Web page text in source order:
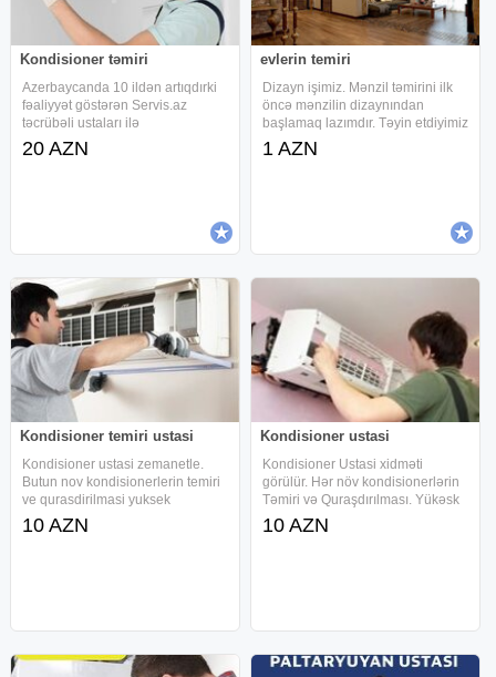
Kondisioner təmiri
Azerbaycanda 10 ildən artıqdırki
fəaliyyət göstərən Servis.az
təcrübəli ustaları ilə
xidmətinizdədir. Kondisionerlərin
təmiri və quraşdırılması yüksək
20 AZN
evlerin temiri
Dizayn işimiz. Mənzil təmirini ilk
öncə mənzilin dizaynından
başlamaq lazımdır. Təyin etdiyimiz
dizayn, nəzərdə tutduğunuz
büdcəni aşmamaq üçün kiçik
1 AZN
Kondisioner temiri ustasi
Kondisioner ustasi zemanetle.
Butun nov kondisionerlerin temiri
ve qurasdirilmasi yuksek
kefiyyetle. Butun nov
kondisionerler Mitsubishi, Gree Lg
10 AZN
Kondisioner ustasi
Kondisioner Ustasi xidməti
görülür. Hər növ kondisionerlərin
Təmiri və Quraşdırılması. Yükəsk
xidmət və Peşəkar ustalar ilə sizə
ən münasib kondisioer temiri
10 AZN